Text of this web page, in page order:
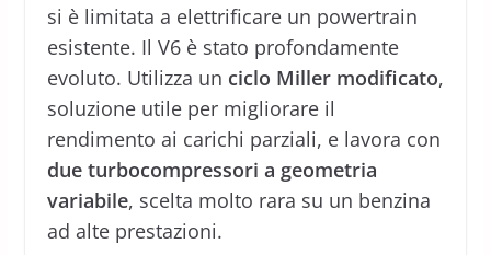
si è limitata a elettrificare un powertrain
esistente. Il V6 è stato profondamente
evoluto. Utilizza un ciclo Miller modificato,
soluzione utile per migliorare il
rendimento ai carichi parziali, e lavora con
due turbocompressori a geometria
variabile, scelta molto rara su un benzina
ad alte prestazioni.